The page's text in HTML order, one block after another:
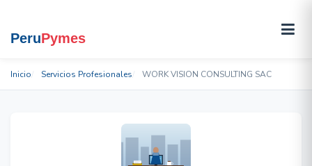
Inicio Servicios Profesionales WORK VISION CONSULTING SAC